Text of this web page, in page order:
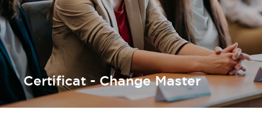
Certificat - Change Master